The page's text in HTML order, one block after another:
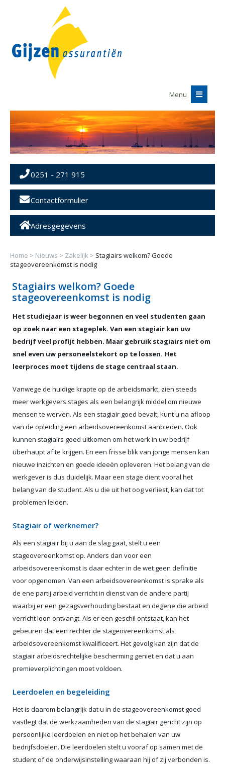
Menu
0251 - 271 915
Contactformulier
Adresgegevens
Home > Nieuws > Zakelijk > Stagiairs welkom? Goede
stageovereenkomst is nodig
Stagiairs welkom? Goede
stageovereenkomst is nodig
Het studiejaar is weer begonnen en veel studenten gaan
op zoek naar een stageplek. Van een stagiair kan uw
bedrijf veel profijt hebben. Maar gebruik stagiairs niet om
snel even uw personeelstekort op te lossen. Het
leerproces moet tijdens de stage centraal staan.
Vanwege de huidige krapte op de arbeidsmarkt, zien steeds
meer werkgevers stages als een belangrijk middel om nieuwe
mensen te werven. Als een stagiair goed bevalt, kunt u na afloop
van de opleiding een arbeidsovereenkomst aanbieden. Ook
kunnen stagiairs goed uitkomen om het werk in uw bedrijf
überhaupt af te krijgen. En een frisse blik van jonge mensen kan
nieuwe inzichten en goede ideeën opleveren. Het belang van de
werkgever is dus duidelijk. Maar een stage dient vooral het
belang van de student. Als u die uit het oog verliest, kan dat tot
problemen leiden.
Stagiair of werknemer?
Als een stagiair bij u aan de slag gaat, stelt u een
stageovereenkomst op. Anders dan voor een
arbeidsovereenkomst is daar echter in de wet geen definitie
voor opgenomen. Van een arbeidsovereenkomst is sprake als
de ene partij arbeid verricht in dienst van de andere partij
waarbij er een gezagsverhouding bestaat en degene die arbeid
verricht loon ontvangt. Als er een geschil ontstaat, kan het
gebeuren dat een rechter de stageovereenkomst als
arbeidsovereenkomst kwalificeert. Het gevolg kan zijn dat de
stagiair arbeidsrechtelijke bescherming geniet en dat u aan
premieverplichtingen moet voldoen.
Leerdoelen en begeleiding
Het is daarom belangrijk dat u in de stageovereenkomst goed
vastlegt dat de werkzaamheden van de stagiair gericht zijn op
persoonlijke leerdoelen en niet op het behalen van uw
bedrijfsdoelen. Die leerdoelen stelt u vooraf op samen met de
student of de onderwijsinstelling waaraan hij of zij verbonden is.